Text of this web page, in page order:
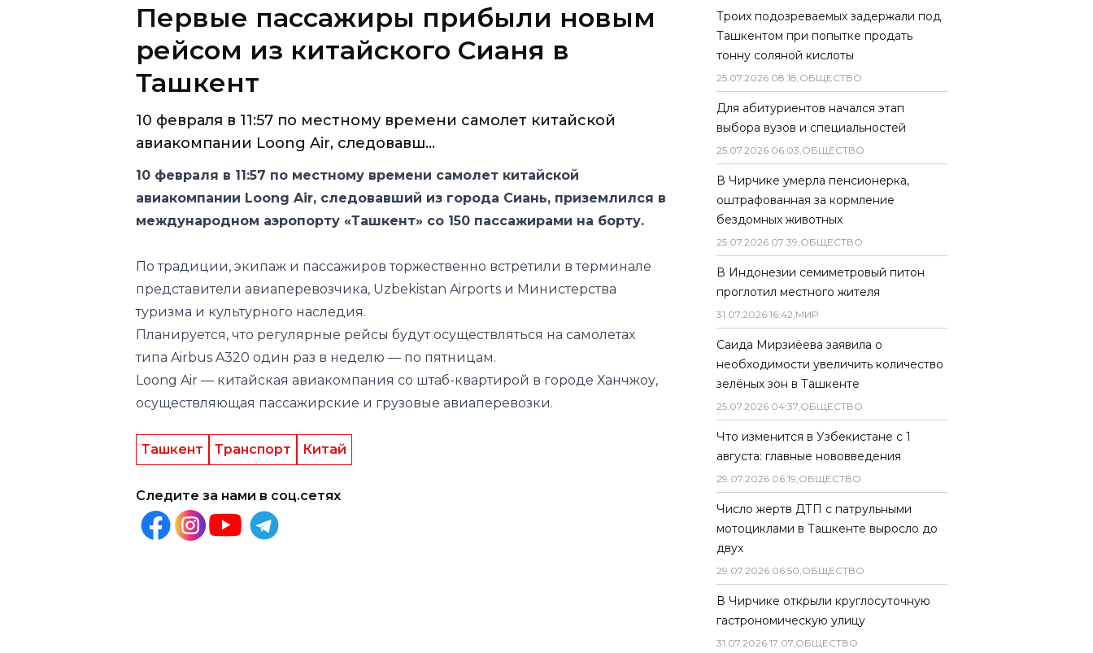
Первые пассажиры прибыли новым
рейсом из китайского Сианя в
Ташкент
10 февраля в 11:57 по местному времени самолет китайской
авиакомпании Loong Air, следовавш...
10 февраля в 11:57 по местному времени самолет китайской
авиакомпании Loong Air, следовавший из города Сиань, приземлился в
международном аэропорту «Ташкент» со 150 пассажирами на борту.
По традиции, экипаж и пассажиров торжественно встретили в терминале
представители авиаперевозчика, Uzbekistan Airports и Министерства
туризма и культурного наследия.
Планируется, что регулярные рейсы будут осуществляться на самолетах
типа Airbus A320 один раз в неделю — по пятницам.
Loong Air — китайская авиакомпания со штаб-квартирой в городе Ханчжоу,
осуществляющая пассажирские и грузовые авиаперевозки.
Ташкент Транспорт Китай
Следите за нами в соц.сетях
Троих подозреваемых задержали под
Ташкентом при попытке продать
тонну соляной кислоты
25.07.2026 08:18,ОБЩЕСТВО
Для абитуриентов начался этап
выбора вузов и специальностей
25.07.2026 06:03,ОБЩЕСТВО
В Чирчике умерла пенсионерка,
оштрафованная за кормление
бездомных животных
25.07.2026 07:39,ОБЩЕСТВО
В Индонезии семиметровый питон
проглотил местного жителя
31.07.2026 16:42,МИР
Саида Мирзиёева заявила о
необходимости увеличить количество
зелёных зон в Ташкенте
25.07.2026 04:37,ОБЩЕСТВО
Что изменится в Узбекистане с 1
августа: главные нововведения
29.07.2026 06:19,ОБЩЕСТВО
Число жертв ДТП с патрульными
мотоциклами в Ташкенте выросло до
двух
29.07.2026 06:50,ОБЩЕСТВО
В Чирчике открыли круглосуточную
гастрономическую улицу
31.07.2026 17:07,ОБЩЕСТВО